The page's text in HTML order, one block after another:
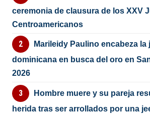
ceremonia de clausura de los XXV
Centroamericanos
Marileidy Paulino encabeza la
dominicana en busca del oro en
2026
Hombre muere y su pareja
herida tras ser arrollados por una